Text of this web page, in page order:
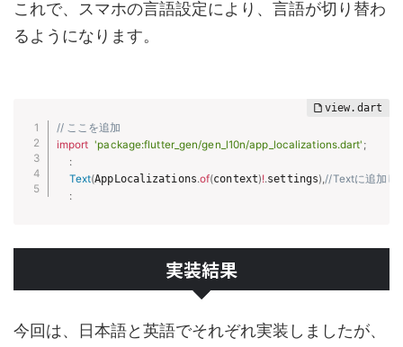
これで、スマホの言語設定により、言語が切り替わ
るようになります。
// ここを追加
import 'package:flutter_gen/gen_l10n/app_localizations.dart' ;
:
Text(AppLocalizations.of(context)!.settings),//Textに追加し
:
実装結果
今回は、日本語と英語でそれぞれ実装しましたが、